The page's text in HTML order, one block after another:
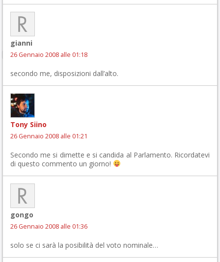
gianni
26 Gennaio 2008 alle 01:18
secondo me, disposizioni dall’alto.
Tony Siino
26 Gennaio 2008 alle 01:21
Secondo me si dimette e si candida al Parlamento. Ricordatevi
di questo commento un giorno!
gongo
26 Gennaio 2008 alle 01:36
solo se ci sarà la posibilità del voto nominale…